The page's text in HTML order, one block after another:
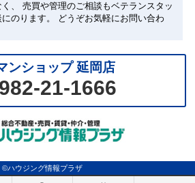
、 売買や管理のご相談もベテランスタッ
のります。 どうぞお気軽にお問い合わ
ンショップ 延岡店
21-1666
©ハウジング情報プラザ